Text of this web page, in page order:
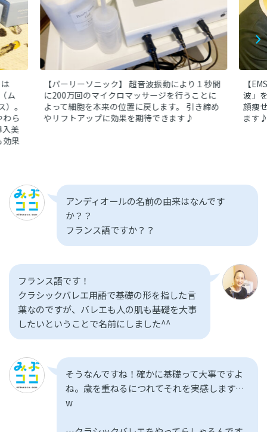
ム
。
わら
入美
効果
【パーリーソニック】 超音波振動により１秒間
に200万回のマイクロマッサージを行うことに
よって細胞を本来の位置に戻します。 引き締め
やリフトアップに効果を期待できます♪
【
波」
顔痩
ます
アンディオールの名前の由来はなんです
か？？
フランス語ですか？？
フランス語です！
クラシックバレエ用語で基礎の形を指した言
葉なのですが、バレエも人の肌も基礎を大事
したいということで名前にしました^^
そうなんですね！確かに基礎って大事ですよ
ね。歳を重ねるにつれてそれを実感します…
w